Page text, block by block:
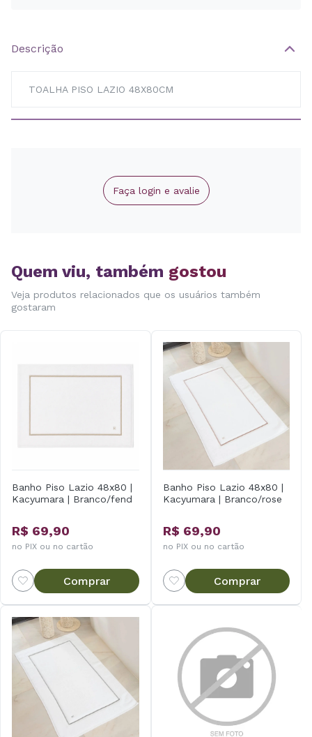
Descrição
TOALHA PISO LAZIO 48X80CM
Faça login e avalie
Quem viu, também gostou
Veja produtos relacionados que os usuários também
gostaram
Banho Piso Lazio 48x80 |
Kacyumara | Branco/fend
R$ 69,90
no PIX ou no cartão
Comprar
Banho Piso Lazio 48x80 |
Kacyumara | Branco/rose
R$ 69,90
no PIX ou no cartão
Comprar